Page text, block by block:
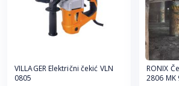
VILLAGER Električni čekić VLN
0805
RONIX
2806 MK